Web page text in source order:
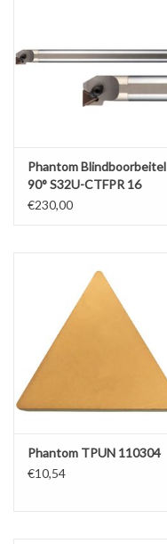
Phantom Blindboorbeitel
90° S32U-CTFPR 16
€230,00
Phantom TPUN 110304
€10,54